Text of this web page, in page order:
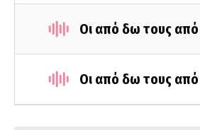
Οι από δω τους
Οι από δω τους